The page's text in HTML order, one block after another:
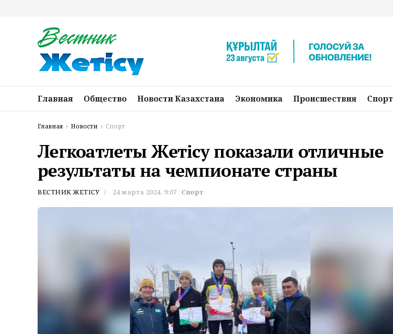
Главная Общество Новости Казахстана Экономика Происшествия Спорт
Главная Новости Спорт
Легкоатлеты Жетісу показали отличные
результаты на чемпионате страны
ВЕСТНИК ЖЕТІСУ 24 марта 2024, 9:07 Спорт